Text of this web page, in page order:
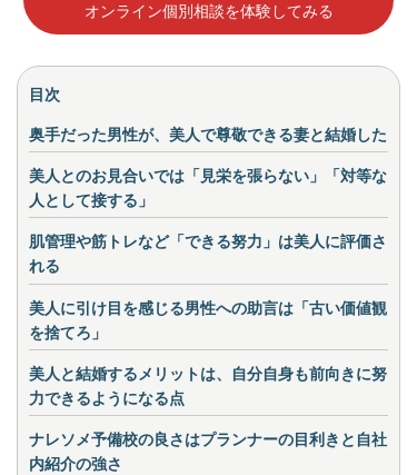
オンライン個別相談を体験してみる
目次
奥手だった男性が、美人で尊敬できる妻と結婚した
美人とのお見合いでは「見栄を張らない」「対等な
人として接する」
肌管理や筋トレなど「できる努力」は美人に評価さ
れる
美人に引け目を感じる男性への助言は「古い価値観
を捨てろ」
美人と結婚するメリットは、自分自身も前向きに努
力できるようになる点
ナレソメ予備校の良さはプランナーの目利きと自社
内紹介の強さ